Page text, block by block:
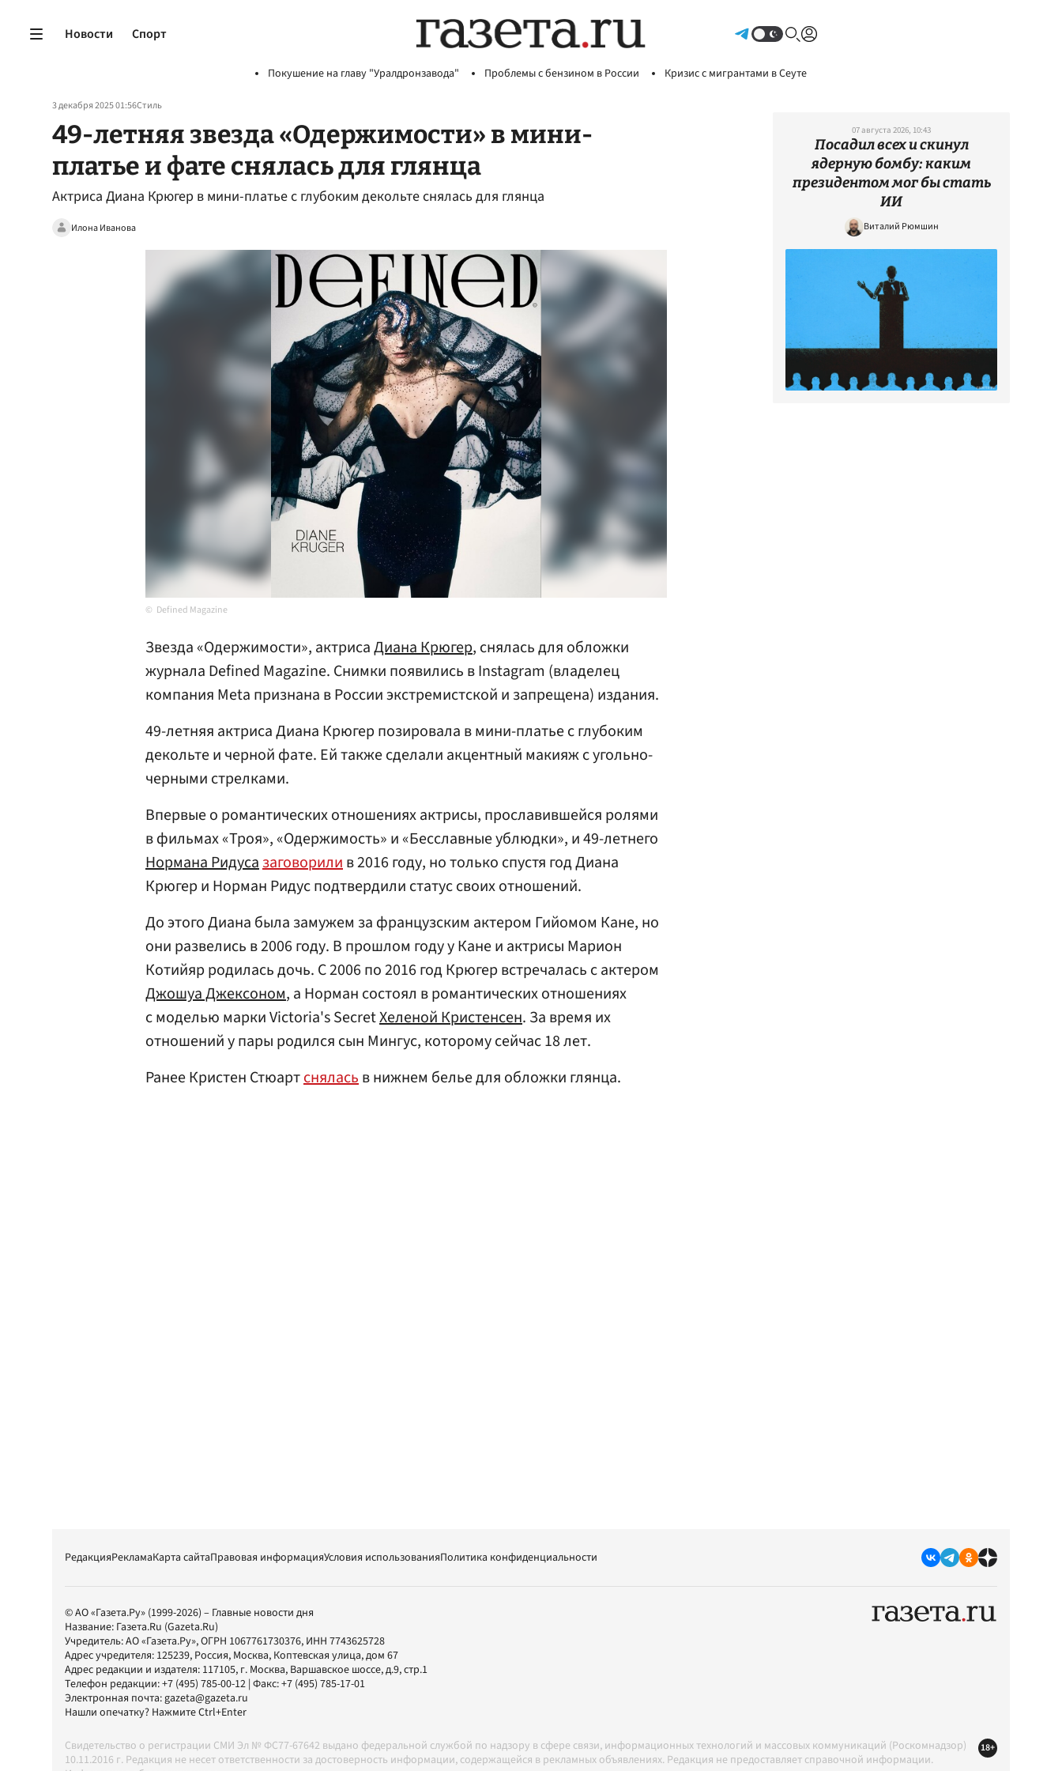
Новости Спорт
Покушение на главу "Уралдронзавода" Проблемы с бензином в России Кризис с мигрантами в Сеуте
3 декабря 2025 01:56Стиль
49-летняя звезда «Одержимости» в мини-
платье и фате снялась для глянца
Актриса Диана Крюгер в мини-платье с глубоким декольте снялась для глянца
Илона Иванова
Defined Magazine
Звезда «Одержимости», актрисаДиана Крюгер, снялась для обложки
журнала Defined Magazine. Снимки появились в Instagram (владелец
компания Meta признана в России экстремистской и запрещена) издания.
49-летняя актриса Диана Крюгер позировала в мини-платье с глубоким
декольте и черной фате. Ей также сделали акцентный макияж с угольно-
черными стрелками.
Впервые о романтических отношениях актрисы, прославившейся ролями
в фильмах «Троя», «Одержимость» и «Бесславные ублюдки», и 49-летнего
Нормана Ридусазаговорилив 2016 году, но только спустя год Диана
Крюгер и Норман Ридус подтвердили статус своих отношений.
До этого Диана была замужем за французским актером Гийомом Кане, но
они развелись в 2006 году. В прошлом году у Кане и актрисы Марион
Котийяр родилась дочь. С 2006 по 2016 год Крюгер встречалась с актером
Джошуа Джексоном, а Норман состоял в романтических отношениях
с моделью марки Victoria's SecretХеленой Кристенсен. За время их
отношений у пары родился сын Мингус, которому сейчас 18 лет.
Ранее Кристен Стюартсняласьв нижнем белье для обложки глянца.
07 августа 2026, 10:43
Посадил всех и скинул
ядерную бомбу: каким
президентом мог бы стать
ИИ
Виталий Рюмшин
РедакцияРекламаКарта сайтаПравовая информацияУсловия использованияПолитика конфиденциальности
© АО «Газета.Ру» (1999-2026) – Главные новости дня
Название: Газета.Ru (Gazeta.Ru)
Учредитель:АО «Газета.Ру», ОГРН 1067761730376, ИНН 7743625728
Адрес учредителя: 125239, Россия, Москва, Коптевская улица, дом 67
Адрес редакции и издателя: 117105, г. Москва, Варшавское шоссе, д.9, стр.1
Телефон редакции:+7 (495) 785-00-12 | Факс:+7 (495) 785-17-01
Электронная почта:gazeta@gazeta.ru
Нашли опечатку? Нажмите Ctrl+Enter
Свидетельство о регистрации СМИ Эл № ФС77-67642 выдано федеральной службой по надзору в сфере связи, информационных технологий и массовых коммуникаций (Роскомнадзор)
10.11.2016 г. Редакция не несет ответственности за достоверность информации, содержащейся в рекламных объявлениях. Редакция не предоставляет справочной информации.
18+